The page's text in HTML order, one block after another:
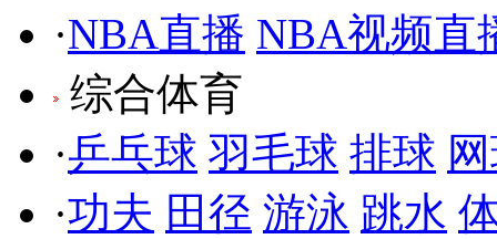
·NBA直播 NBA视频直
综合体育
·乒乓球 羽毛球 排球
·功夫 田径 游泳 跳水